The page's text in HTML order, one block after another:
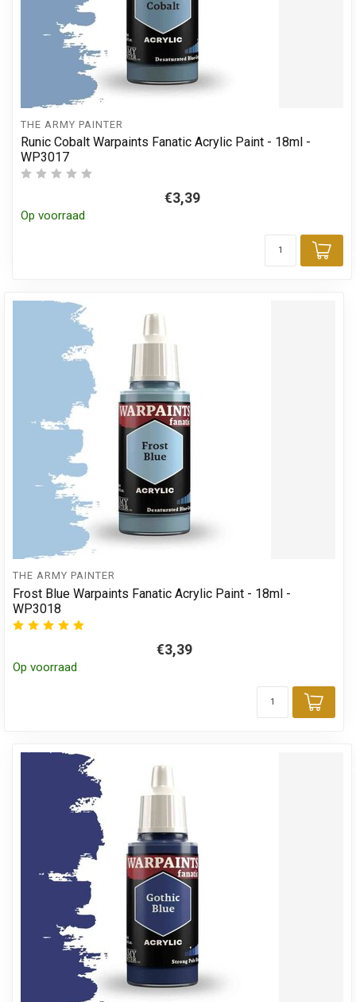
THE ARMY PAINTER
Runic Cobalt Warpaints Fanatic Acrylic Paint - 18ml -
WP3017
€3,39
Op voorraad
THE ARMY PAINTER
Frost Blue Warpaints Fanatic Acrylic Paint - 18ml -
WP3018
€3,39
Op voorraad